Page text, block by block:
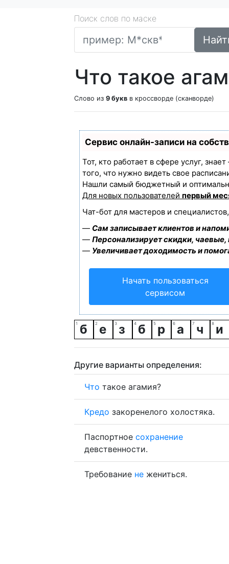
Поиск слов по маске
Что такое
Слово из 9 букв в кроссворде (сканворде)
Сервис онлайн-записи на
Тот, кто работает в сфере услуг,
того, что нужно видеть свое
Нашли самый бюджетный и
Для новых пользователей первый
Чат-бот для мастеров и
— Сам записывает клиентов и
— Персонализирует скидки,
— Увеличивает доходимость и
Начать пользоваться
сервисом
б е з б р а ч и
Другие варианты определения:
Что такое агамия?
Кредо закоренелого холостяка.
Паспортное сохранение
девственности.
Требование не жениться.